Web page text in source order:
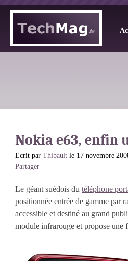
Nokia e63, enfin
Ecrit par Thibault le 17 novembre
Partager
Le géant suédois du téléphone
positionnée entrée de gamme par
accessible et destiné au grand
module infrarouge et propose une